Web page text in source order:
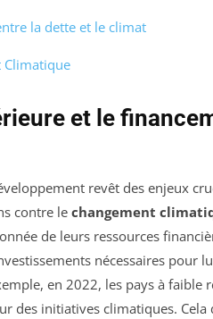
la dette et le climat
Climatique
et le
revêt des enjeux
contre le changement
de leurs ressources
nécessaires pour
en 2022, les pays à faible
des initiatives climatiques. Cela